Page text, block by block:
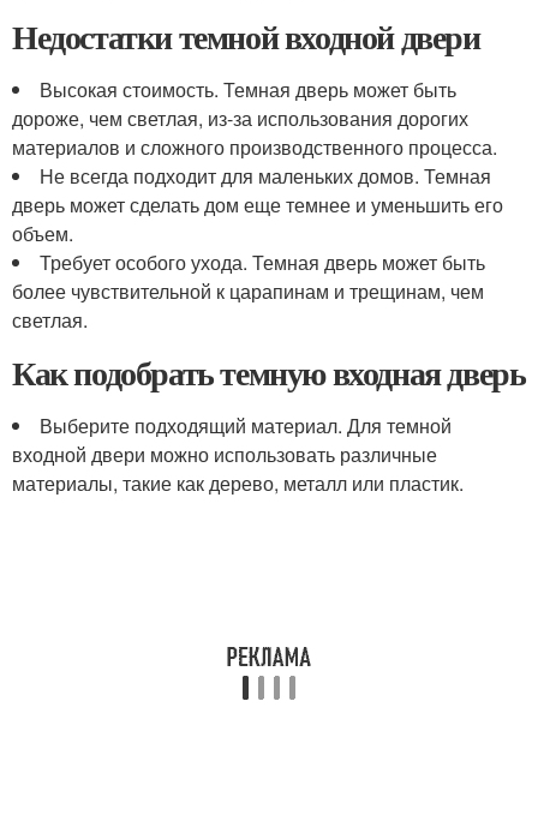
Недостатки темной входной двери
Высокая стоимость. Темная дверь может быть
дороже, чем светлая, из-за использования дорогих
материалов и сложного производственного процесса.
Не всегда подходит для маленьких домов. Темная
дверь может сделать дом еще темнее и уменьшить его
объем.
Требует особого ухода. Темная дверь может быть
более чувствительной к царапинам и трещинам, чем
светлая.
Как подобрать темную входная дверь
Выберите подходящий материал. Для темной
входной двери можно использовать различные
материалы, такие как дерево, металл или пластик.